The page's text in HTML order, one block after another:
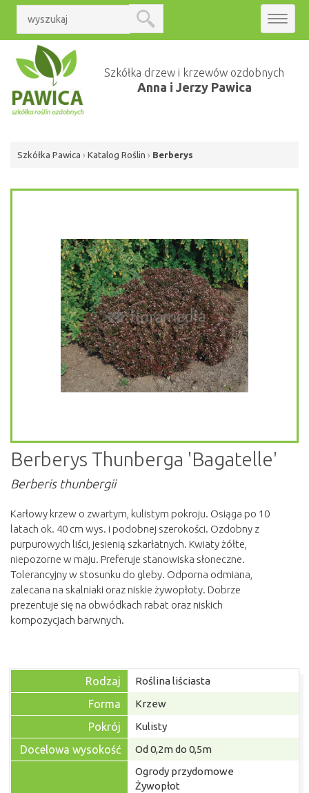
Szkółka drzew i krzewów ozdobnych
Anna i Jerzy Pawica
Toggle
Szkółka Pawica › Katalog Roślin › Berberys
Berberys Thunberga 'Bagatelle'
Berberis thunbergii
Karłowy krzew o zwartym, kulistym pokroju. Osiąga po 10
latach ok. 40 cm wys. i podobnej szerokości. Ozdobny z
purpurowych liści, jesienią szkarłatnych. Kwiaty żółte,
niepozorne w maju. Preferuje stanowiska słoneczne.
Tolerancyjny w stosunku do gleby. Odporna odmiana,
zalecana na skalniaki oraz niskie żywopłoty. Dobrze
prezentuje się na obwódkach rabat oraz niskich
kompozycjach barwnych.
Rodzaj Roślina liściasta
Forma Krzew
Pokrój Kulisty
Docelowa wysokość Od 0,2m do 0,5m
Ogrody przydomowe
Żywopłot